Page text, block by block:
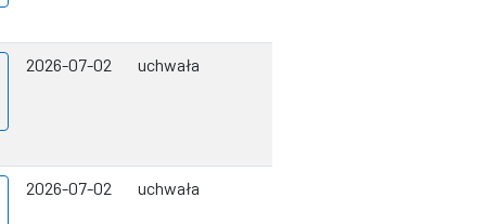
2026-07-02 uchwała
2026-07-02 uchwała